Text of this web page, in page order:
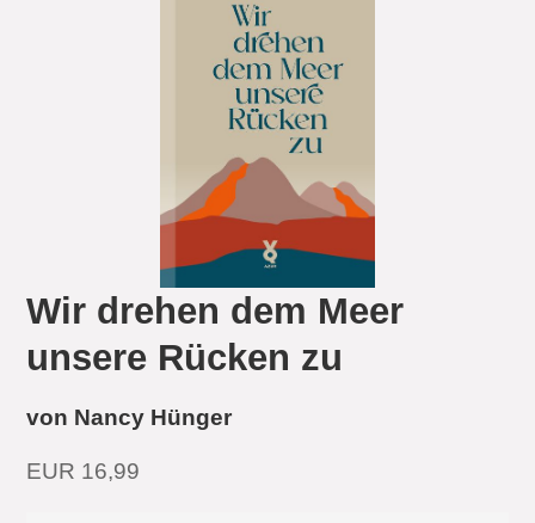
Wir drehen dem Meer
unsere Rücken zu
von Nancy Hünger
EUR 16,99